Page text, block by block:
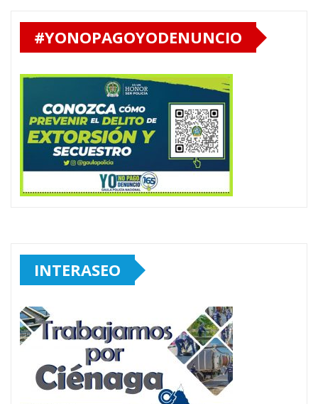
#YONOPAGOYODENUNCIO
INTERASEO